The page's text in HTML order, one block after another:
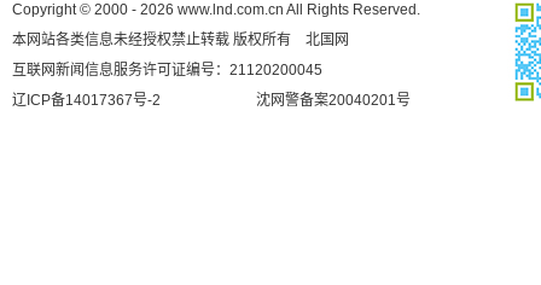
Copyright © 2000 - 2026 www.lnd.com.cn All Rights Reserved.
本网站各类信息未经授权禁止转载 版权所有 北国网
互联网新闻信息服务许可证编号：21120200045
辽ICP备14017367号-2
沈网警备案20040201号